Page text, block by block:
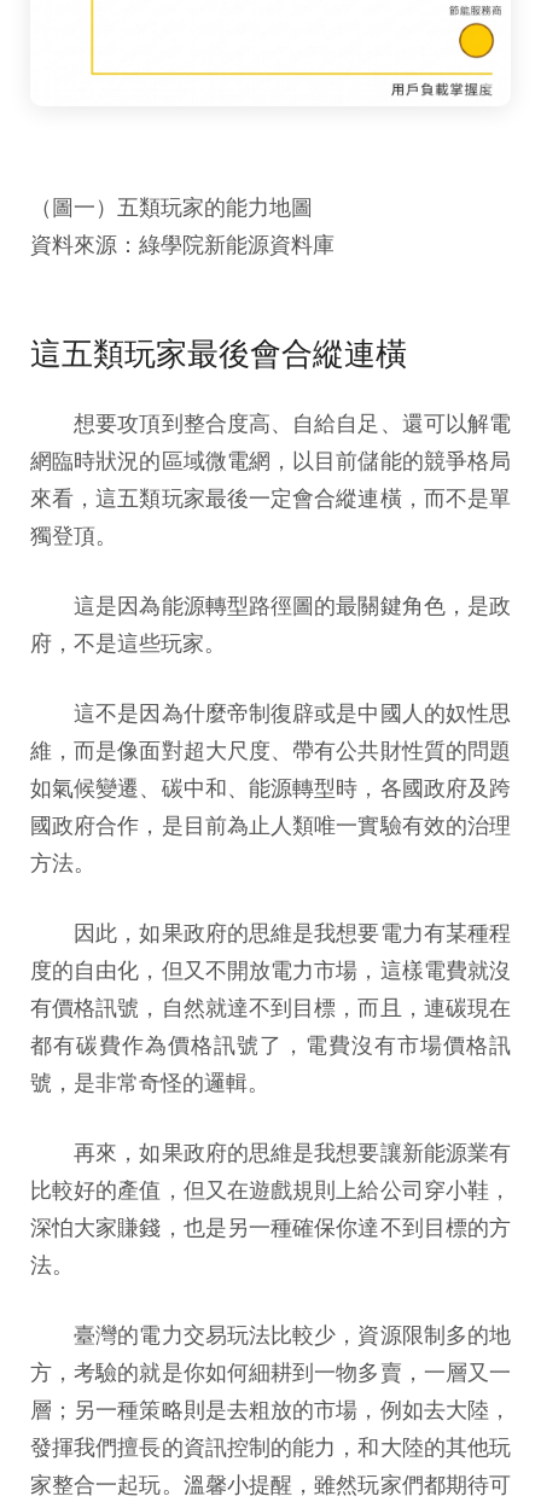
（圖一）五類玩家的能力地圖
資料來源：綠學院新能源資料庫
這五類玩家最後會合縱連橫
想要攻頂到整合度高、自給自足、還可以解電
網臨時狀況的區域微電網，以目前儲能的競爭格局
來看，這五類玩家最後一定會合縱連橫，而不是單
獨登頂。
這是因為能源轉型路徑圖的最關鍵角色，是政
府，不是這些玩家。
這不是因為什麼帝制復辟或是中國人的奴性思
維，而是像面對超大尺度、帶有公共財性質的問題
如氣候變遷、碳中和、能源轉型時，各國政府及跨
國政府合作，是目前為止人類唯一實驗有效的治理
方法。
因此，如果政府的思維是我想要電力有某種程
度的自由化，但又不開放電力市場，這樣電費就沒
有價格訊號，自然就達不到目標，而且，連碳現在
都有碳費作為價格訊號了，電費沒有市場價格訊
號，是非常奇怪的邏輯。
再來，如果政府的思維是我想要讓新能源業有
比較好的產值，但又在遊戲規則上給公司穿小鞋，
深怕大家賺錢，也是另一種確保你達不到目標的方
法。
臺灣的電力交易玩法比較少，資源限制多的地
方，考驗的就是你如何細耕到一物多賣，一層又一
層；另一種策略則是去粗放的市場，例如去大陸，
發揮我們擅長的資訊控制的能力，和大陸的其他玩
家整合一起玩。溫馨小提醒，雖然玩家們都期待可